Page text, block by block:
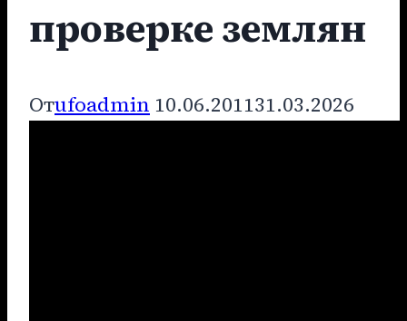
проверке землян
Отufoadmin 10.06.201131.03.2026